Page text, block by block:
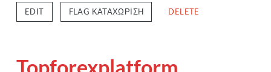
EDIT FLAG ΚΑΤΑΧΏΡΙΣΗ DELETE
Topforexplatform